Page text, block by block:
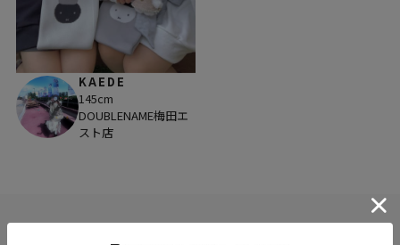
KAEDE
145cm
DOUBLENAME梅田エ
スト店